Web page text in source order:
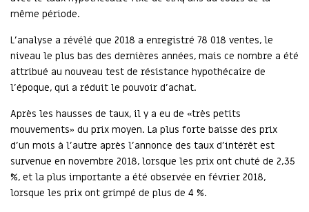
même période.
L'analyse a révélé que 2018 a enregistré 78 018 ventes, le
niveau le plus bas des dernières années, mais ce nombre a été
attribué au nouveau test de résistance hypothécaire de
l'époque, qui a réduit le pouvoir d'achat.
Après les hausses de taux, il y a eu de «très petits
mouvements» du prix moyen. La plus forte baisse des prix
d'un mois à l'autre après l'annonce des taux d'intérêt est
survenue en novembre 2018, lorsque les prix ont chuté de 2,35
%, et la plus importante a été observée en février 2018,
lorsque les prix ont grimpé de plus de 4 %.